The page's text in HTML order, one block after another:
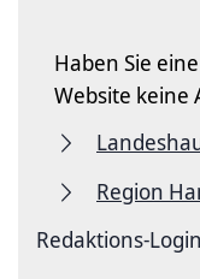
Haben Sie
Website keine
Region
Redaktions-Login